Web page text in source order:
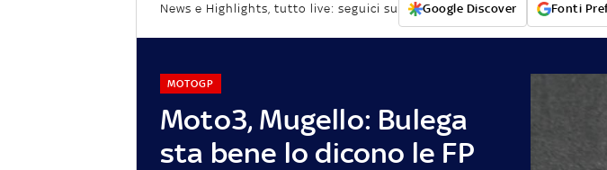
News e Highlights, tutto live: seguici su Google Discover Fonti
Moto3, Mugello: Bulega
sta bene lo dicono le FP
MOTOGP